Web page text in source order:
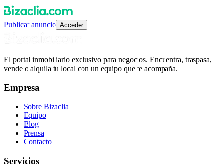
Publicar anuncio Acceder
El portal inmobiliario exclusivo para negocios. Encuentra, traspasa,
vende o alquila tu local con un equipo que te acompaña.
Empresa
Sobre Bizaclia
Equipo
Blog
Prensa
Contacto
Servicios